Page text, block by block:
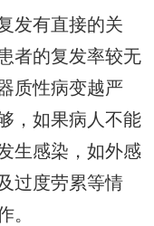
发有直接的关
者的复发率较无
质性病变越严
，如果病人不能
生感染，如外感
过度劳累等情
。